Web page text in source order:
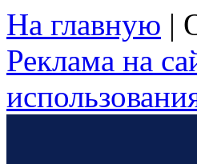
На главную |
Реклама на